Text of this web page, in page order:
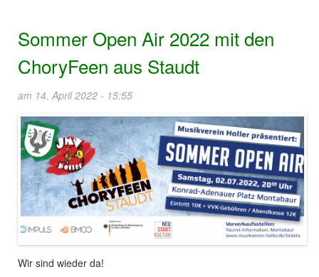
Sommer Open Air 2022 mit den
ChoryFeen aus Staudt
am 14. April 2022 - 15:55
Wir sind wieder da!